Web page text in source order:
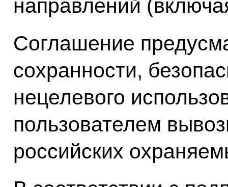
направлений
Соглашение
сохранности,
нецелевого
пользователем
российских